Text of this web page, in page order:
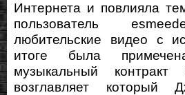
Интернета и повлияла
пользователь
любительские видео с
итоге была
музыкальный
возглавляет который